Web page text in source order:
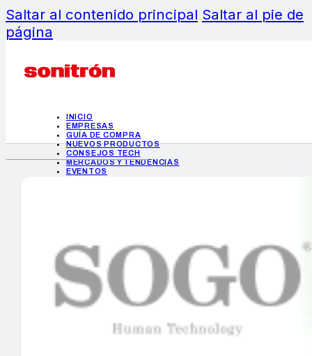
Saltar al contenido principal Saltar al pie de
página
INICIO
EMPRESAS
GUÍA DE COMPRA
NUEVOS PRODUCTOS
CONSEJOS TECH
MERCADOS Y TENDENCIAS
EVENTOS
INICIO
EMPRESAS
GUÍA DE COMPRA